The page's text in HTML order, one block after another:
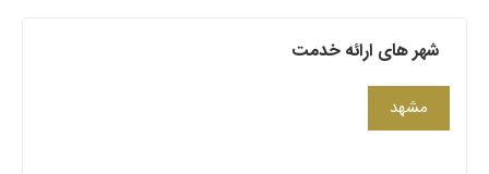
شهر های ارائه خدمت
مشهد